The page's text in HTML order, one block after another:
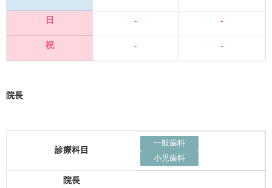
日
祝
-
-
-
-
院長
診療科目
一般歯科
小児歯科
院長